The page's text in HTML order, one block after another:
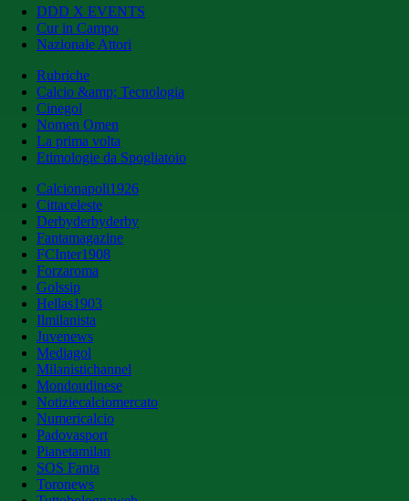
DDD X EVENTS
Cur in Campo
Nazionale Attori
Rubriche
Calcio &amp; Tecnologia
Cinegol
Nomen Omen
La prima volta
Etimologie da Spogliatoio
Calcionapoli1926
Cittaceleste
Derbyderbyderby
Fantamagazine
FCInter1908
Forzaroma
Golssip
Hellas1903
Ilmilanista
Juvenews
Mediagol
Milanistichannel
Mondoudinese
Notiziecalciomercato
Numericalcio
Padovasport
Pianetamilan
SOS Fanta
Toronews